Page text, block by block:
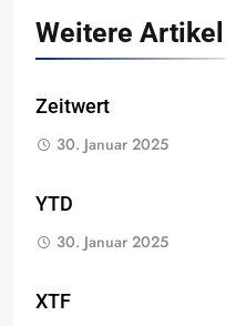
Weitere Artikel
Zeitwert
30. Januar 2025
YTD
30. Januar 2025
XTF